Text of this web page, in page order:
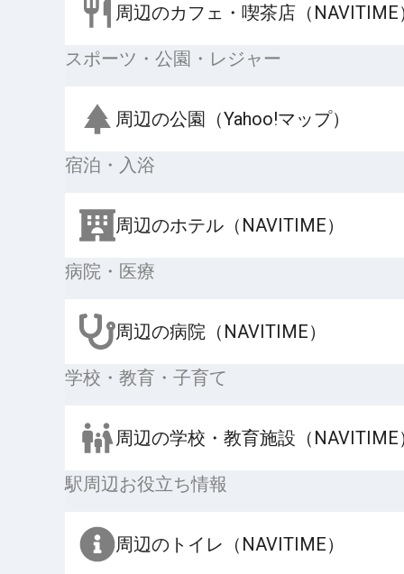
周辺のカフェ・喫茶店（NAVITIME
スポーツ・公園・レジャー
周辺の公園（Yahoo!マップ）
宿泊・入浴
周辺のホテル（NAVITIME）
病院・医療
周辺の病院（NAVITIME）
学校・教育・子育て
周辺の学校・教育施設（NAVITIME
駅周辺お役立ち情報
周辺のトイレ（NAVITIME）